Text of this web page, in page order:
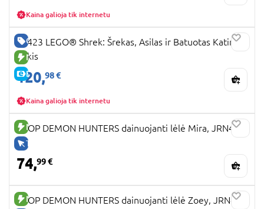
Kaina galioja tik internetu
GERA KAINA
NAUJA PREKĖ
E-KAINA
72423 LEGO® Shrek: Šrekas, Asilas ir Batuotas Katinas
Pūkis
120,98 €
Kaina galioja tik internetu
NAUJA PREKĖ
TIK INTERNETU
KPOP DEMON HUNTERS dainuojanti lėlė Mira, JRN41
74,99 €
NAUJA PREKĖ
KPOP DEMON HUNTERS dainuojanti lėlė Zoey, JRN42